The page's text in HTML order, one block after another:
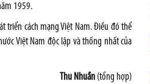
1959.
triển cách mạng Việt Nam. Điều đó thể
Việt Nam độc lập và thống nhất của
Thu Nhuần (tổng hợp)